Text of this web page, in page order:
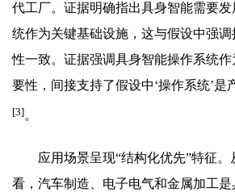
代工厂。证据明确指出具身智能需要
统作为关键基础设施，这与假设中强
性一致。证据强调具身智能操作系统
要性，间接支持了假设中‘操作系统’是
[3]。
应用场景呈现“结构化优先”特征
看，汽车制造、电子电气和金属加工